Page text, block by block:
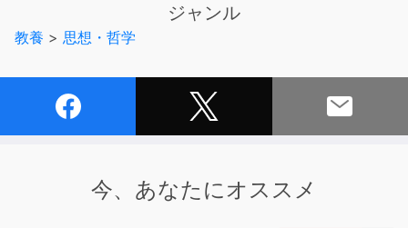
椅子、掃除と片付け、料理、地元、ルーティーンなどの具
体例を通じて、私たちの感性、そして世界を見つめ直す
センセーショナルな一作！
ジャンル
教養 > 思想・哲学
今、あなたにオススメ